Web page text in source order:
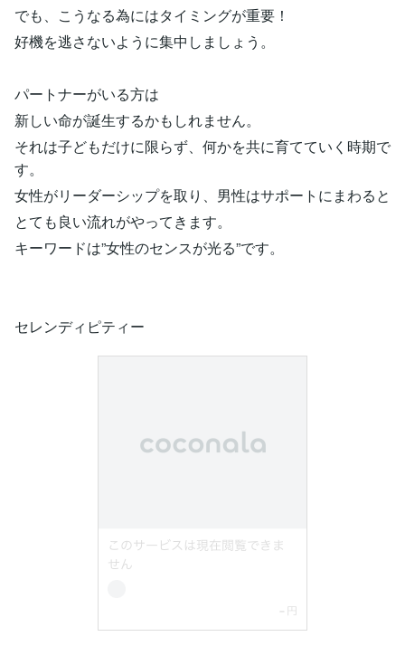
でも、こうなる為にはタイミングが重要！
好機を逃さないように集中しましょう。
パートナーがいる方は
新しい命が誕生するかもしれません。
それは子どもだけに限らず、何かを共に育てていく時期で
す。
女性がリーダーシップを取り、男性はサポートにまわると
とても良い流れがやってきます。
キーワードは”女性のセンスが光る”です。
セレンディピティー